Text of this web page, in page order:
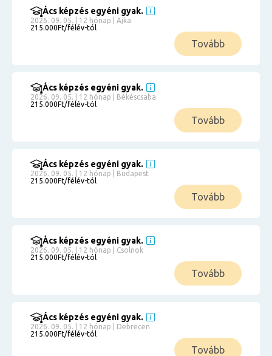
Ács képzés egyéni gyak.
2026. 09. 05. | 12 hónap | Ajka
215.000Ft/félév-tól
Tovább
Ács képzés egyéni gyak.
2026. 09. 05. | 12 hónap | Békéscsaba
215.000Ft/félév-tól
Tovább
Ács képzés egyéni gyak.
2026. 09. 05. | 12 hónap | Budapest
215.000Ft/félév-tól
Tovább
Ács képzés egyéni gyak.
2026. 09. 05. | 12 hónap | Csolnok
215.000Ft/félév-tól
Tovább
Ács képzés egyéni gyak.
2026. 09. 05. | 12 hónap | Debrecen
215.000Ft/félév-tól
Tovább